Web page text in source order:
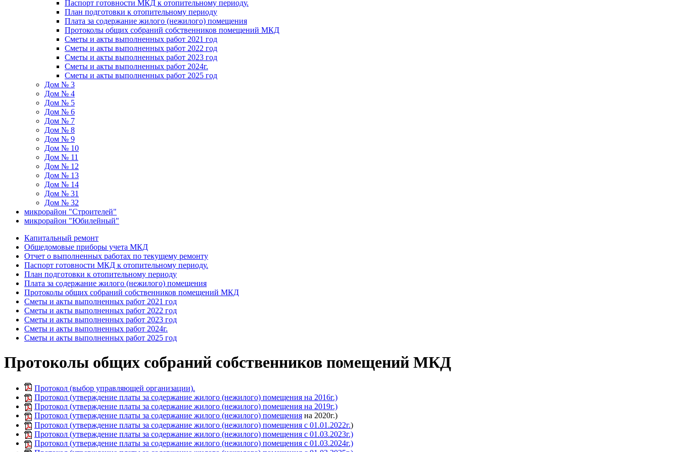
Паспорт готовности МКД к отопительному периоду.
План подготовки к отопительному периоду
Плата за содержание жилого (нежилого) помещения
Протоколы общих собраний собственников помещений МКД
Сметы и акты выполненных работ 2021 год
Сметы и акты выполненных работ 2022 год
Сметы и акты выполненных работ 2023 год
Сметы и акты выполненных работ 2024г.
Сметы и акты выполненных работ 2025 год
Дом № 3
Дом № 4
Дом № 5
Дом № 6
Дом № 7
Дом № 8
Дом № 9
Дом № 10
Дом № 11
Дом № 12
Дом № 13
Дом № 14
Дом № 31
Дом № 32
микрорайон "Строителей"
микрорайон "Юбилейный"
Капитальный ремонт
Общедомовые приборы учета МКД
Отчет о выполненных работах по текущему ремонту
Паспорт готовности МКД к отопительному периоду.
План подготовки к отопительному периоду
Плата за содержание жилого (нежилого) помещения
Протоколы общих собраний собственников помещений МКД
Сметы и акты выполненных работ 2021 год
Сметы и акты выполненных работ 2022 год
Сметы и акты выполненных работ 2023 год
Сметы и акты выполненных работ 2024г.
Сметы и акты выполненных работ 2025 год
Протоколы общих собраний собственников помещений МКД
Протокол (выбор управляющей организации).
Протокол (утверждение платы за содержание жилого (нежилого) помещения на 2016г.)
Протокол (утверждение платы за содержание жилого (нежилого) помещения на 2019г.)
Протокол (утверждение платы за содержание жилого (нежилого) помещения на 2020г.)
Протокол (утверждение платы за содержание жилого (нежилого) помещения с 01.01.2022г.)
Протокол (утверждение платы за содержание жилого (нежилого) помещения с 01.03.2023г.)
Протокол (утверждение платы за содержание жилого (нежилого) помещения с 01.03.2024г.)